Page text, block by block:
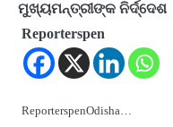
ମୁଖ୍ୟମନ୍ତ୍ରୀଙ୍କ ନିର୍ଦ୍ଦେଶ
Reporterspen
ReporterspenOdisha…